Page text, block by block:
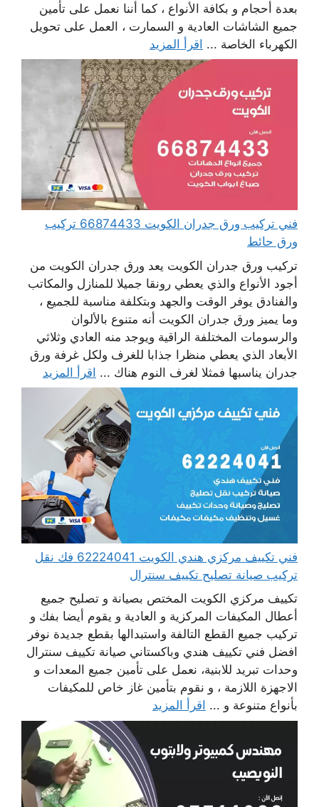
بعدة أحجام و بكافة الأنواع ، كما أننا نعمل على تأمين
جميع الشاشات العادية و السمارت ، العمل على تحويل
الكهرباء الخاصة ... اقرأ المزيد
فني تركيب ورق جدران الكويت 66874433 تركيب
ورق حائط
تركيب ورق جدران الكويت يعد ورق جدران الكويت من
أجود الأنواع والذي يعطي رونقا جميلا للمنازل والمكاتب
والفنادق يوفر الوقت والجهد وبتكلفة مناسبة للجميع ،
وما يميز ورق جدران الكويت أنه متنوع بالألوان
والرسومات المختلفة الراقية ويوجد منه العادي وثلاثي
الأبعاد الذي يعطي منظرا جذابا للغرف ولكل غرفة ورق
جدران يناسبها فمثلا لغرف النوم هناك ... اقرأ المزيد
فني تكييف مركزي هندي الكويت 62224041 فك نقل
تركيب صيانة تصليح تكييف سنترال
تكييف مركزي الكويت المختص بصيانة و تصليح جميع
أعطال المكيفات المركزية و العادية و يقوم أيضا بفك و
تركيب جميع القطع التالفة واستبدالها بقطع جديدة نوفر
افضل فني تكييف هندي وباكستاني صيانة تكييف سنترال
وحدات تبريد للابنية، نعمل على تأمين جميع المعدات و
الاجهزة اللازمة ، و نقوم بتأمين غاز خاص للمكيفات
بأنواع متنوعة و ... اقرأ المزيد